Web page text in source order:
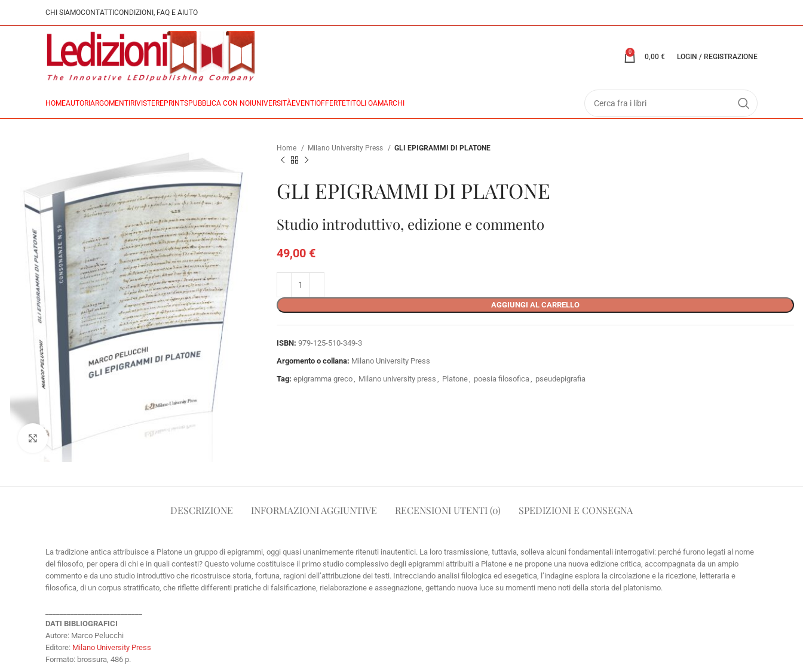
CHI SIAMOCONTATTI CONDIZIONI, FAQ E AIUTO
0
0,00 € LOGIN / REGISTRAZIONE
HOMEAUTORI ARGOMENTI RIVISTEREPRINTSPUBBLICA CON NOI UNIVERSITÀEVENTI OFFERTETITOLI OAMARCHI
Clicca per ampliare
Home Milano University Press GLI EPIGRAMMI DI PLATONE
GLI EPIGRAMMI DI PLATONE
Studio introduttivo, edizione e commento
49,00 €
AGGIUNGI AL CARRELLO
ISBN: 979-125-510-349-3
Argomento o collana: Milano University Press
Tag: epigramma greco Milano university press Platone poesia filosofica pseudepigrafia
DESCRIZIONE INFORMAZIONI AGGIUNTIVE RECENSIONI UTENTI (0) SPEDIZIONI E CONSEGNA
La tradizione antica attribuisce a Platone un gruppo di epigrammi, oggi quasi unanimemente ritenuti inautentici. La loro trasmissione, tuttavia, solleva alcuni fondamentali interrogativi: perché furono legati al nome
del filosofo, per opera di chi e in quali contesti? Questo volume costituisce il primo studio complessivo degli epigrammi attribuiti a Platone e ne propone una nuova edizione critica, accompagnata da un ampio
commento e da uno studio introduttivo che ricostruisce storia, fortuna, ragioni dell’attribuzione dei testi. Intrecciando analisi filologica ed esegetica, l’indagine esplora la circolazione e la ricezione, letteraria e
filosofica, di un corpus stratificato, che riflette differenti pratiche di falsificazione, rielaborazione e assegnazione, gettando nuova luce su momenti meno noti della storia del platonismo.
DATI BIBLIOGRAFICI
Autore: Marco Pelucchi
Editore: Milano University Press
Formato: brossura, 486 p.